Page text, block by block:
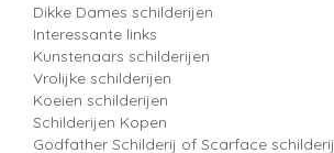
Dikke Dames schilderijen
Interessante links
Kunstenaars schilderijen
Vrolijke schilderijen
Koeien schilderijen
Schilderijen Kopen
Godfather Schilderij of Scarface schilderij